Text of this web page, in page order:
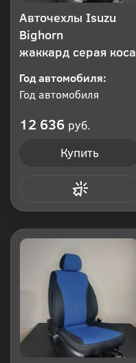
Авточехлы Isuzu
Bighorn
жаккард серая коса
Год автомобиля:
Год автомобиля
12 636 руб.
Купить